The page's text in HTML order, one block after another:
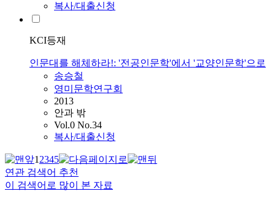
복사/대출신청
KCI등재
인문대를 해체하라!: '전공인문학'에서 '교양인문학'으로
송승철
영미문학연구회
2013
안과 밖
Vol.0 No.34
복사/대출신청
12345
연관 검색어 추천
이 검색어로 많이 본 자료